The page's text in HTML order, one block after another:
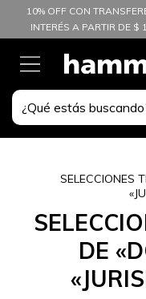
10% OFF CON
INTERÉS A PARTIR DE $
SELECCIONES
DE